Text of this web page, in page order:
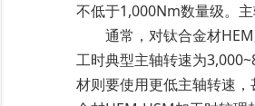
不低于1,000Nm数量级。
通常，对钛合金材HEM
工时典型主轴转速为
材则要使用更低主轴转速